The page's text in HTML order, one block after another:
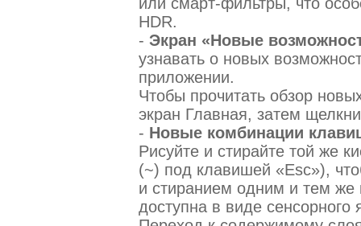
HDR.
- Экран «Новые
узнавать о новых
приложении.
Чтобы прочитать обзор
экран Главная, затем
- Новые комбинации
Рисуйте и стирайте той же
(~) под клавишей «Esc»),
и стиранием одним и тем же
доступна в виде